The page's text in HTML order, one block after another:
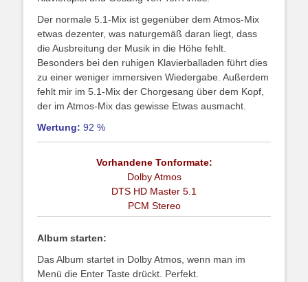
Der normale 5.1-Mix ist gegenüber dem Atmos-Mix
etwas dezenter, was naturgemäß daran liegt, dass
die Ausbreitung der Musik in die Höhe fehlt.
Besonders bei den ruhigen Klavierballaden führt dies
zu einer weniger immersiven Wiedergabe. Außerdem
fehlt mir im 5.1-Mix der Chorgesang über dem Kopf,
der im Atmos-Mix das gewisse Etwas ausmacht.
Wertung: 92 %
Vorhandene Tonformate:
Dolby Atmos
DTS HD Master 5.1
PCM Stereo
Album starten:
Das Album startet in Dolby Atmos, wenn man im
Menü die Enter Taste drückt. Perfekt.